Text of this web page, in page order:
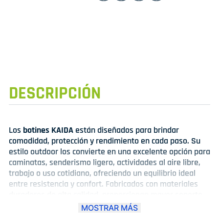
DESCRIPCIÓN
Los botines KAIDA están diseñados para brindar
comodidad, protección y rendimiento en cada paso. Su
estilo outdoor los convierte en una excelente opción para
caminatas, senderismo ligero, actividades al aire libre,
trabajo o uso cotidiano, ofreciendo un equilibrio ideal
entre resistencia y confort. Fabricados con materiales
al tobillo, estabilidad en terrenos irregulares, además de
MOSTRAR MÁS